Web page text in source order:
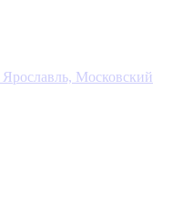
Ярославль, Московский